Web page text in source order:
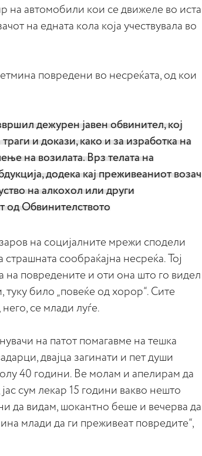
на автомобили кои се движеле во иста
на едната кола која учествувала во
повредени во несреќата, од кои
дежурен јавен обвинител, кој
и докази, како и за изработка на
на возилата. Врз телата на
додека кај преживеаниот возач
на алкохол или други
од Обвинителството
на социјалните мрежи сподели
сообраќајна несреќа. Тој
на повредените и оти она што го видел
било „повеќе од хорор“. Сите
се млади луѓе.
на патот помагавме на тешка
двајца загинати и пет души
40 години. Ве молам и апелирам да
сум лекар 15 години вакво нешто
да видам, шокантно беше и вечерва да
млади да ги преживеат повредите“,